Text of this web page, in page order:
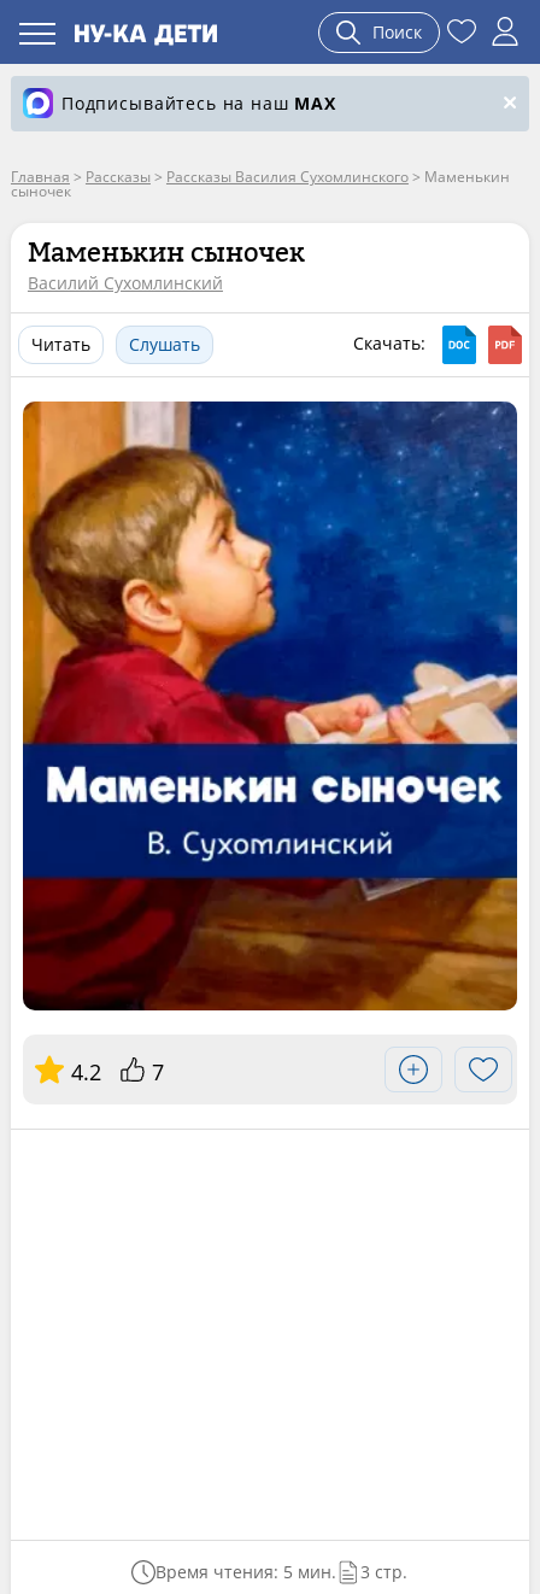
Поиск
Подписывайтесь на наш MAX
Главная > Рассказы > Рассказы Василия Сухомлинского> Маменькин
сыночек
Маменькин сыночек
Василий Сухомлинский
Читать Слушать Скачать:
4.2 7
Время чтения: 5 мин. 3 стр.